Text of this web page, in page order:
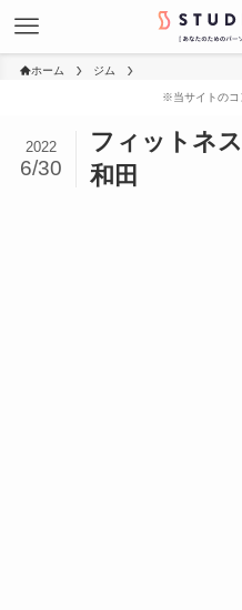
ホーム ジム
フィットネ
和田
2022
6/30